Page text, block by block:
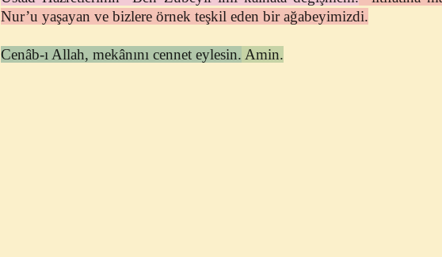
Nur’u yaşayan ve bizlere örnek teşkil eden bir ağabeyimizdi.
Cenâb-ı Allah, mekânını cennet eylesin. Amin.